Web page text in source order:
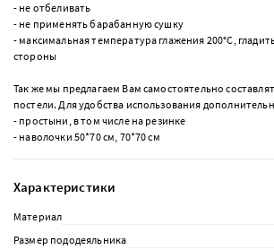
- не отбеливать
- не применять барабанную сушку
- максимальная температура глажения 200°С,
стороны
Так же мы предлагаем Вам самостоятельно
постели. Для удобства использования
- простыни, в том числе на резинке
- наволочки 50*70 см, 70*70 см
Характеристики
Материал
Размер пододеяльника